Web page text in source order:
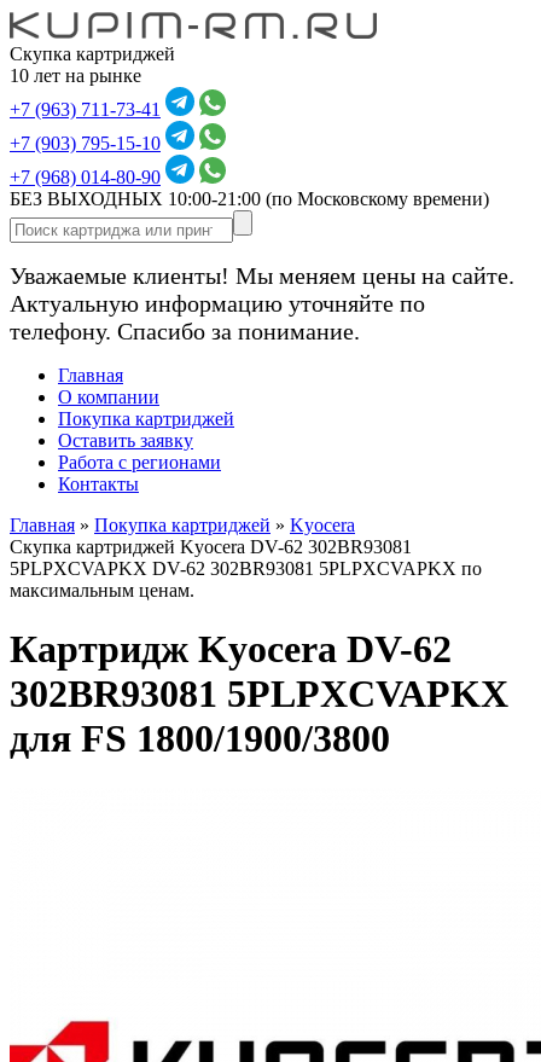
Скупка картриджей
10 лет на рынке
+7 (963) 711-73-41
+7 (903) 795-15-10
+7 (968) 014-80-90
БЕЗ ВЫХОДНЫХ 10:00-21:00 (по Московскому времени)
Уважаемые клиенты! Мы меняем цены на сайте.
Актуальную информацию уточняйте по
телефону. Спасибо за понимание.
Главная
О компании
Покупка картриджей
Оставить заявку
Работа с регионами
Контакты
Главная » Покупка картриджей » Kyocera
Скупка картриджей Kyocera DV-62 302BR93081
5PLPXCVAPKX DV-62 302BR93081 5PLPXCVAPKX по
максимальным ценам.
Картридж Kyocera DV-62
302BR93081 5PLPXCVAPKX
для FS 1800/1900/3800